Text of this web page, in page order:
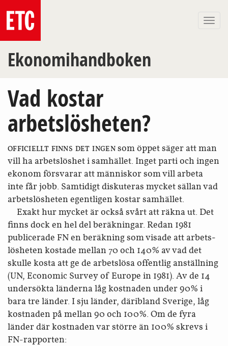
Ekonomihandboken
Vad kostar
arbetslösheten?
OFFICIELLT FINNS DET INGENsom öppet säger att man
vill ha arbets­löshet i samhället. Inget parti och ingen
ekonom försvarar att människor som vill arbeta
inte får jobb. Samtidigt diskuteras mycket sällan vad
arbetslös­heten egentligen kostar samhället.
Exakt hur mycket är också svårt att räkna ut. Det
finns dock en hel del beräkningar. Redan 1981
publicerade FN en beräkning som visade att arbets­
lösheten kostade mellan 70 och 140% av vad det
skulle kosta att ge de arbetslösa offentlig anställning
(UN, Economic Survey of Europe in 1981). Av de 14
undersökta länderna låg kostnaden under 90% i
bara tre länder. I sju länder, däribland Sverige, låg
kostnaden på mellan 90 och 100%. Om de fyra
länder där kostnaden var större än 100% skrevs i
FN-rapporten: